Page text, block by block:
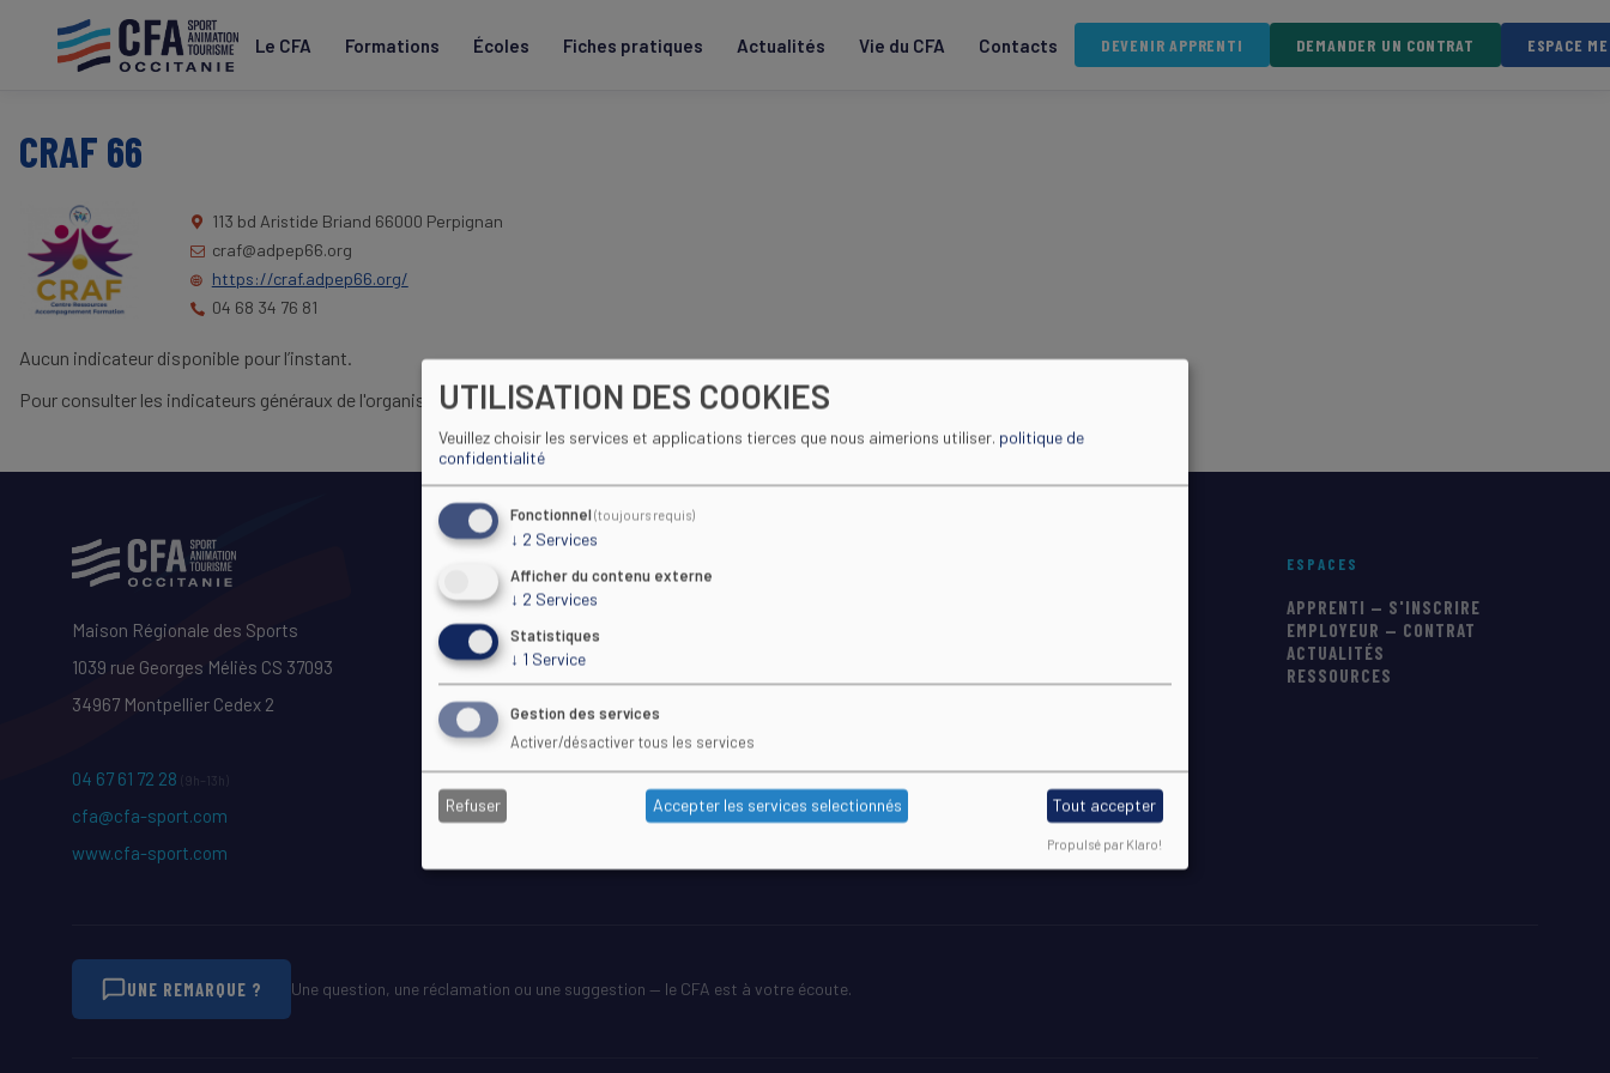
contenu
Le CFA Formations Écoles Fiches pratiques Actualités Vie du CFA Contacts DEVENIR APPRENTI DEMANDER UN CONTRAT ESPACE
CRAF 66
113 bd Aristide Briand 66000 Perpignan
craf@adpep66.org
https://craf.adpep66.org/
04 68 34 76 81
Aucun indicateur disponible pour l’instant.
Pour consulter les indicateurs généraux de l'organisme, rendez-vous directement sur son site internet.
Maison Régionale des Sports
1039 rue Georges Méliès CS 37093
34967 Montpellier Cedex 2
04 67 61 72 28 (9h–13h)
cfa@cfa-sport.com
www.cfa-sport.com
ESPACES
APPRENTI — S'INSCRIRE
EMPLOYEUR — CONTRAT
ACTUALITÉS
RESSOURCES
UNE REMARQUE ? Une question, une réclamation ou une suggestion — le CFA est à votre écoute.
UTILISATION DES COOKIES
Veuillez choisir les services et applications tierces que nous aimerions utiliser. politique de
confidentialité
Fonctionnel(toujours requis)
↓ 2 Services
Afficher du contenu externe
↓ 2 Services
Statistiques
↓ 1 Service
Gestion des services
Activer/désactiver tous les services
Refuser Accepter les services selectionnés Tout accepter
Propulsé par Klaro!